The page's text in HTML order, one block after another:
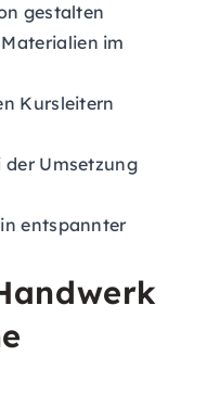
gestalten
im
Kursleitern
Umsetzung
entspannter